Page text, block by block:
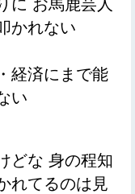
に お馬鹿芸人
かれない
経済にまで能
い
どな 身の程知
れてるのは見